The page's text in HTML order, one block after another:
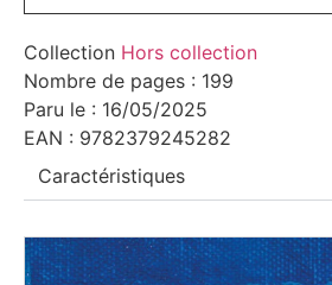
Collection Hors collection
Nombre de pages : 199
Paru le : 16/05/2025
EAN : 9782379245282
Caractéristiques